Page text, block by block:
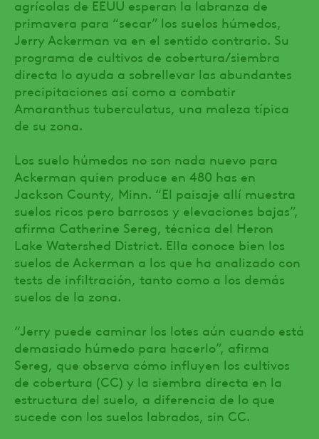
agrícolas de EEUU esperan la labranza de
primavera para “secar” los suelos húmedos,
Jerry Ackerman va en el sentido contrario. Su
programa de cultivos de cobertura/siembra
directa lo ayuda a sobrellevar las abundantes
precipitaciones así como a combatir
Amaranthus tuberculatus, una maleza típica
de su zona.
Los suelo húmedos no son nada nuevo para
Ackerman quien produce en 480 has en
Jackson County, Minn. “El paisaje allí muestra
suelos ricos pero barrosos y elevaciones bajas”,
afirma Catherine Sereg, técnica del Heron
Lake Watershed District. Ella conoce bien los
suelos de Ackerman a los que ha analizado con
tests de infiltración, tanto como a los demás
suelos de la zona.
“Jerry puede caminar los lotes aún cuando está
demasiado húmedo para hacerlo”, afirma
Sereg, que observa cómo influyen los cultivos
de cobertura (CC) y la siembra directa en la
estructura del suelo, a diferencia de lo que
sucede con los suelos labrados, sin CC.